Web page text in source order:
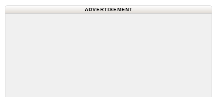
ADVERTISEMENT